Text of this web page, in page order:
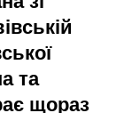
та
щораз